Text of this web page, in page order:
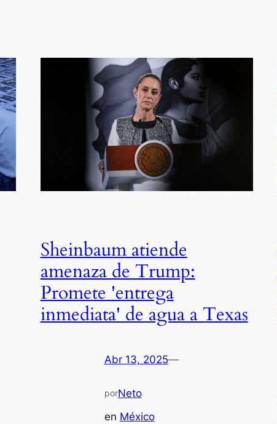
Sheinbaum atiende
amenaza de Trump:
Promete 'entrega
inmediata' de agua a Texas
Abr 13, 2025—
porNeto
en México